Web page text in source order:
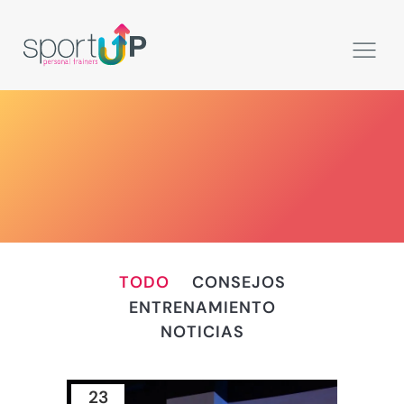
TODO
CONSEJOS
ENTRENAMIENTO
NOTICIAS
23